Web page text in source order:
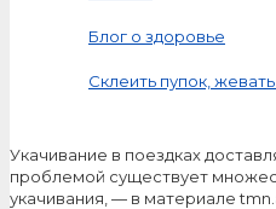
Блог о здоровье
Склеить пупок,
Укачивание в поездках
проблемой существует
укачивания, — в материале